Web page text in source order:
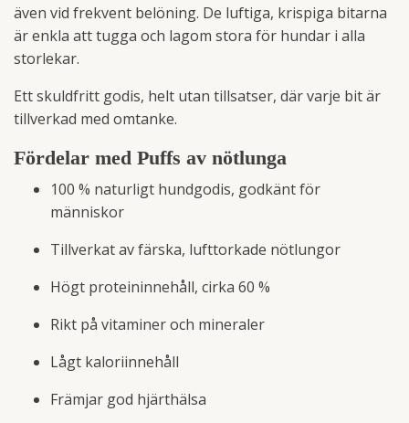
även vid frekvent belöning. De luftiga, krispiga bitarna
är enkla att tugga och lagom stora för hundar i alla
storlekar.
Ett skuldfritt godis, helt utan tillsatser, där varje bit är
tillverkad med omtanke.
Fördelar med Puffs av nötlunga
100 % naturligt hundgodis, godkänt för
människor
Tillverkat av färska, lufttorkade nötlungor
Högt proteininnehåll, cirka 60 %
Rikt på vitaminer och mineraler
Lågt kaloriinnehåll
Främjar god hjärthälsa